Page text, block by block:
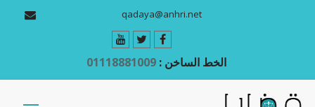
qadaya@anhri.net
الخط الساخن :